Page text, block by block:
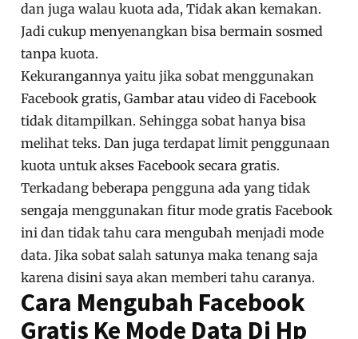
dan juga walau kuota ada, Tidak akan kemakan.
Jadi cukup menyenangkan bisa bermain sosmed
tanpa kuota.
Kekurangannya yaitu jika sobat menggunakan
Facebook gratis, Gambar atau video di Facebook
tidak ditampilkan. Sehingga sobat hanya bisa
melihat teks. Dan juga terdapat limit penggunaan
kuota untuk akses Facebook secara gratis.
Terkadang beberapa pengguna ada yang tidak
sengaja menggunakan fitur mode gratis Facebook
ini dan tidak tahu cara mengubah menjadi mode
data. Jika sobat salah satunya maka tenang saja
karena disini saya akan memberi tahu caranya.
Cara Mengubah Facebook
Gratis Ke Mode Data Di Hp